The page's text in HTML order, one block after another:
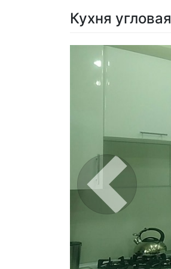
Кухня угловая
Previous